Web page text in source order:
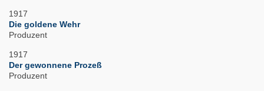
1917
Die goldene Wehr
Produzent
1917
Der gewonnene Prozeß
Produzent